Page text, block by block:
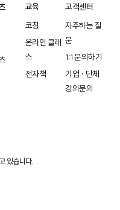
교육
코칭
온라인 클래
스
전자책
고객센터
자주하는 질
문
1:1 문의하기
기업 · 단체
강의문의
있습니다.